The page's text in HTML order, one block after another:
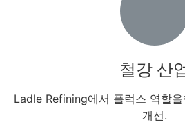
철강 산
Ladle Refining에서 플럭스 역할
개선.